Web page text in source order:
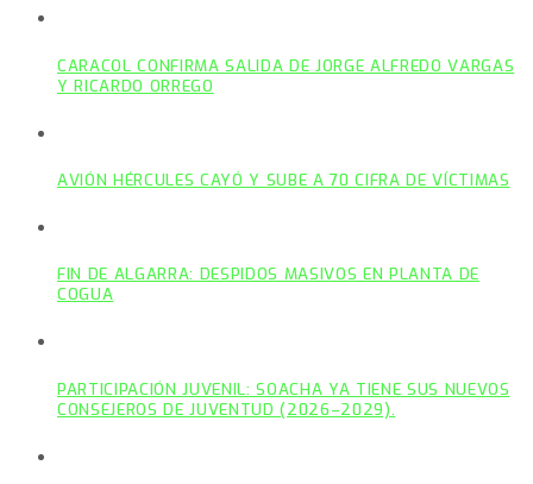
CARACOL CONFIRMA SALIDA DE JORGE ALFREDO VARGAS
Y RICARDO ORREGO
AVIÓN HÉRCULES CAYÓ Y SUBE A 70 CIFRA DE VÍCTIMAS
FIN DE ALGARRA: DESPIDOS MASIVOS EN PLANTA DE
COGUA
PARTICIPACIÓN JUVENIL: SOACHA YA TIENE SUS NUEVOS
CONSEJEROS DE JUVENTUD (2026–2029).